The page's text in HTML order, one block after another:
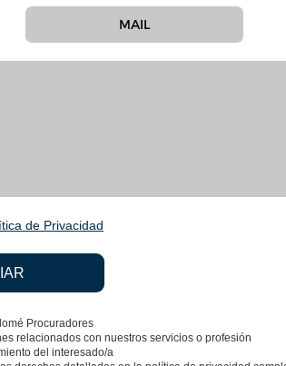
de Privacidad
Procuradores
relacionados con nuestros servicios o profesión
del interesado/a